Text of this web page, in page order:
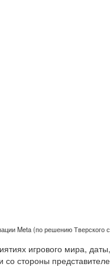
Meta (по решению Тверского
игрового мира,
со стороны